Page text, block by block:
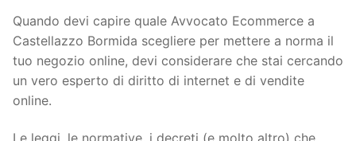
Quando devi capire quale Avvocato Ecommerce a
Castellazzo Bormida scegliere per mettere a norma il
tuo negozio online, devi considerare che stai cercando
un vero esperto di diritto di internet e di vendite
online.